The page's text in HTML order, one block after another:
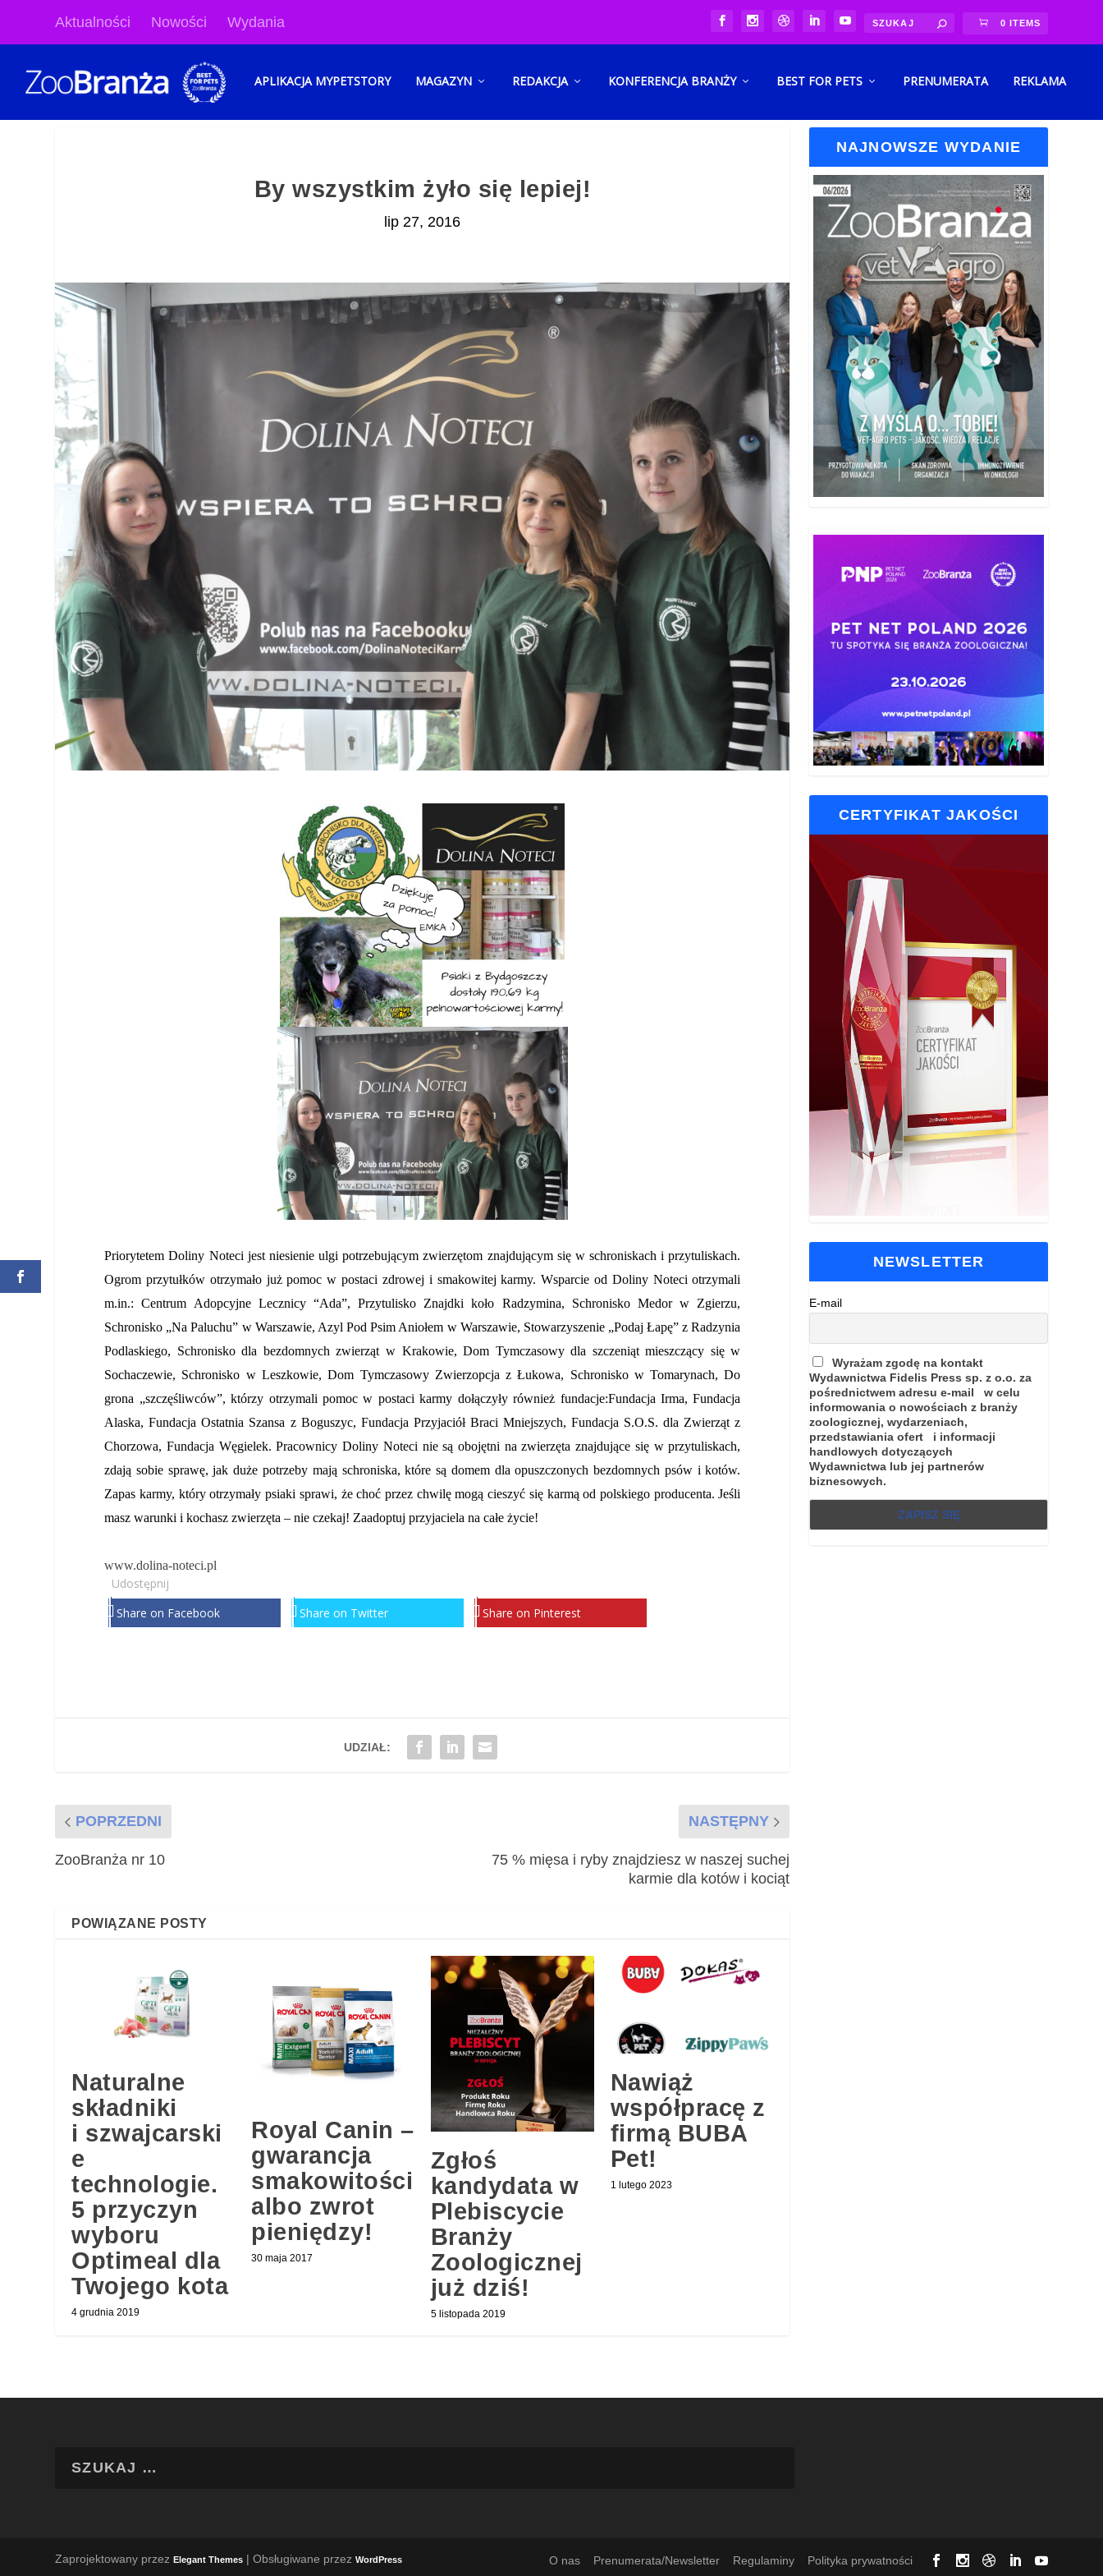
Aktualności Nowości Wydania 0 ITEMS
APLIKACJA MYPETSTORY MAGAZYN REDAKCJA KONFERENCJA BRANŻY BEST FOR PETS PRENUMERATA REKLAMA
By wszystkim żyło się lepiej!
lip 27, 2016
Priorytetem Doliny Noteci jest niesienie ulgi potrzebującym zwierzętom znajdującym się w schroniskach i przytuliskach.
Ogrom przytułków otrzymało już pomoc w postaci zdrowej i smakowitej karmy. Wsparcie od Doliny Noteci otrzymali
m.in.:Centrum Adopcyjne Lecznicy “Ada”, Przytulisko Znajdki koło Radzymina, Schronisko Medor w Zgierzu,
Schronisko „Na Paluchu” w Warszawie, Azyl Pod Psim Aniołem w Warszawie, Stowarzyszenie „Podaj Łapę” z Radzynia
Podlaskiego, Schronisko dla bezdomnych zwierząt w Krakowie, Dom Tymczasowy dla szczeniąt mieszczący się w
Sochaczewie, Schronisko w Leszkowie, Dom Tymczasowy Zwierzopcja z Łukowa, Schronisko w Tomarynach, Do
grona „szczęśliwców”, którzy otrzymali pomoc w postaci karmy dołączyły również fundacje:Fundacja Irma, Fundacja
Alaska,Fundacja Ostatnia Szansa z Boguszyc, Fundacja Przyjaciół Braci Mniejszych, Fundacja S.O.S. dla Zwierząt z
Chorzowa, Fundacja Węgielek. Pracownicy Doliny Noteci nie są obojętni na zwierzęta znajdujące się w przytuliskach,
zdają sobie sprawę, jak duże potrzeby mają schroniska, które są domem dla opuszczonych bezdomnych psów i kotów.
Zapas karmy, który otrzymały psiaki sprawi, że choć przez chwilęmogą cieszyć się karmą od polskiego producenta. Jeśli
masz warunki i kochasz zwierzęta – nie czekaj! Zaadoptuj przyjaciela na całe życie!
www.dolina-noteci.pl
Udostępnij
Share on Facebook
Share on Twitter Share on Pinterest
UDZIAŁ:
POPRZEDNI
ZooBranża nr 10
NASTĘPNY
75 % mięsa i ryby znajdziesz w naszej suchej
karmie dla kotów i kociąt
POWIĄZANE POSTY
Naturalne
składniki
i szwajcarski
e
technologie.
5 przyczyn
wyboru
Optimeal dla
Twojego kota
4 grudnia 2019
Royal Canin –
gwarancja
smakowitości
albo zwrot
pieniędzy!
30 maja 2017
Zgłoś
kandydata w
Plebiscycie
Branży
Zoologicznej
już dziś!
5 listopada 2019
Nawiąż
współpracę z
firmą BUBA
Pet!
1 lutego 2023
NAJNOWSZE WYDANIE
CERTYFIKAT JAKOŚCI
NEWSLETTER
E-mail
Wyrażam zgodę na kontakt
Wydawnictwa Fidelis Press sp. z o.o. za
pośrednictwem adresu e-mail w celu
informowania o nowościach z branży
zoologicznej, wydarzeniach,
przedstawiania ofert i informacji
handlowych dotyczących
Wydawnictwa lub jej partnerów
biznesowych.
Zaprojektowany przezElegant Themes | Obsługiwane przezWordPress O nas Prenumerata/Newsletter Regulaminy Polityka prywatności